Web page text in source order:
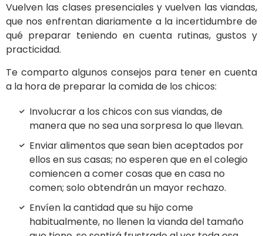
Vuelven las clases presenciales y vuelven las viandas,
que nos enfrentan diariamente a la incertidumbre de
qué preparar teniendo en cuenta rutinas, gustos y
practicidad.
Te comparto algunos consejos para tener en cuenta
a la hora de preparar la comida de los chicos:
Involucrar a los chicos con sus viandas, de
manera que no sea una sorpresa lo que llevan.
Enviar alimentos que sean bien aceptados por
ellos en sus casas; no esperen que en el colegio
comiencen a comer cosas que en casa no
comen; solo obtendrán un mayor rechazo.
Envíen la cantidad que su hijo come
habitualmente, no llenen la vianda del tamaño